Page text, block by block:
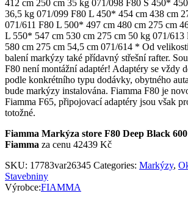
412 cm 250 cm 35 kg 071/098 F80 S 450*
36,5 kg 071/099 F80 L 450* 454 cm 438 cm
071/611 F80 L 500* 497 cm 480 cm 275 cm
L 550* 547 cm 530 cm 275 cm 50 kg 071/
580 cm 275 cm 54,5 cm 071/614 * Od
balení markýzy také přídavný střešní rafter.
F80 není montážní adaptér! Adaptéry se vždy
podle konkrétního typu dodávky, obytného
bude markýzy instalována. Fiamma F80 je
Fiamma F65, připojovací adaptéry jsou však
totožné.
Fiamma Markýza store F80 Deep Black
Fiamma za cenu 42439 Kč
SKU: 17783var26345 Categories: Markýzy,
Stavebniny
Výrobce:FIAMMA